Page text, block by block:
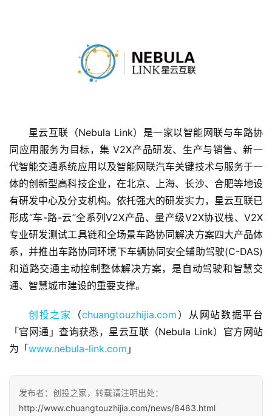
首
页
融
资
报
道
商
察
企
业
星云互联（Nebula Link）是一家以智能网联与车路协
同应用服务为目标，集 V2X产品研发、生产与销售、新一
代智能交通系统应用以及智能网联汽车关键技术与服务于一
体的创新型高科技企业，在北京、上海、长沙、合肥等地设
有硏发中心及分支机构。依托强大的研发实力，星云互联已
形成“车-路-云”全系列V2X产品、量产级V2X协议栈、V2X
专业研发测试工具链和全场景车路协同解决方案四大产品体
系，并推出车路协同环境下车辆协同安全辅助驾驶(C-DAS)
和道路交通主动控制整体解决方案，是自动驾驶和智慧交
通、智慧城市建设的重要支撑。
创投之家 （chuangtouzhijia.com ）从网站数据平台
「官网通」查询获悉，星云互联（Nebula Link）官方网站
为「www.nebula-link.com 」
发布者：创投之家，转载请注明出处：
http://www.chuangtouzhijia.com/news/8483.html